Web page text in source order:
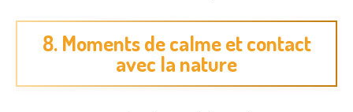
8. Moments de calme et contact
avec la nature